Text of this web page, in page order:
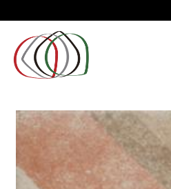
al
contenido